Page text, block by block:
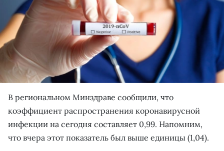
В региональном Минздраве сообщили, что
коэффициент распространения коронавирусной
инфекции на сегодня составляет 0,99. Напомним,
что вчера этот показатель был выше единицы (1,04).